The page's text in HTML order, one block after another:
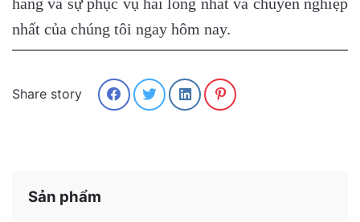
nhất của chúng tôi ngay hôm nay.
Share story
Sản phẩm